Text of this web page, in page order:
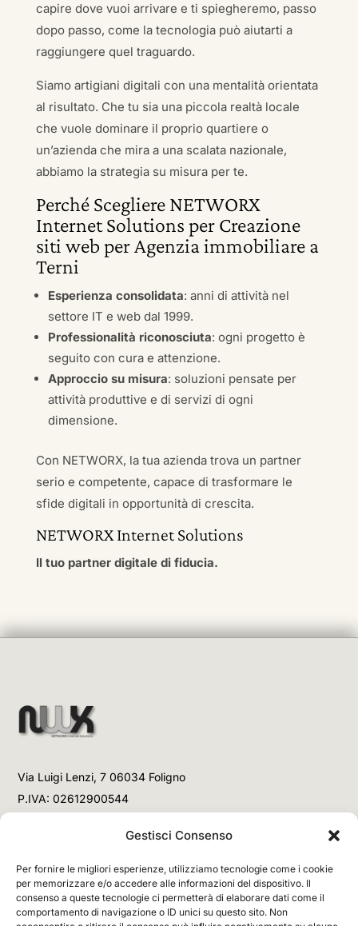
Gestisci Consenso
Per fornire le migliori esperienze, utilizziamo tecnologie come i cookie
per memorizzare e/o accedere alle informazioni del dispositivo. Il
consenso a queste tecnologie ci permetterà di elaborare dati come il
comportamento di navigazione o ID unici su questo sito. Non
capire dove vuoi arrivare e ti spiegheremo, passo
dopo passo, come la tecnologia può aiutarti a
raggiungere quel traguardo.
Siamo artigiani digitali con una mentalità orientata
al risultato. Che tu sia una piccola realtà locale
che vuole dominare il proprio quartiere o
un’azienda che mira a una scalata nazionale,
abbiamo la strategia su misura per te.
Perché Scegliere NETWORX
Internet Solutions per Creazione
siti web per Agenzia immobiliare a
Terni
Esperienza consolidata: anni di attività nel
settore IT e web dal 1999.
Professionalità riconosciuta: ogni progetto è
seguito con cura e attenzione.
Approccio su misura: soluzioni pensate per
attività produttive e di servizi di ogni
dimensione.
Con NETWORX, la tua azienda trova un partner
serio e competente, capace di trasformare le
sfide digitali in opportunità di crescita.
NETWORX Internet Solutions
Il tuo partner digitale di fiducia.
Via Luigi Lenzi, 7 06034 Foligno
P.IVA: 02612900544
+39 3477853708 (Chiamata)
Email